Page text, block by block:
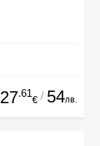
27.61
€ / 54лв.